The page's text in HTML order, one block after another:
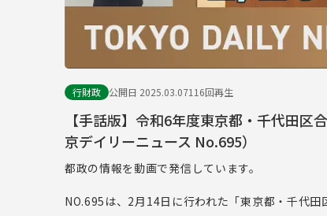
行財政 公開日 2025.03.07116回再生
【手話版】令和6年度東京都・千代田
京デイリーニュース No.695）
都政の情報を動画で発信しています。
NO.695は、2月14日に行われた「東京都・千代田